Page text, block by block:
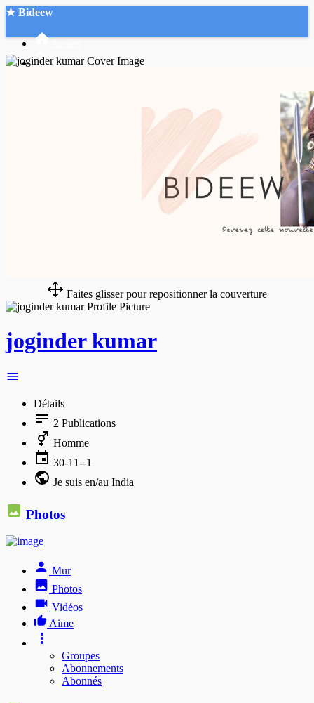
★ Bideew
Faites glisser pour repositionner la couverture
joginder kumar
Détails
2 Publications
Homme
30-11--1
Je suis en/au India
Photos
Mur
Photos
Vidéos
Aime
Groupes
Abonnements
Abonnés